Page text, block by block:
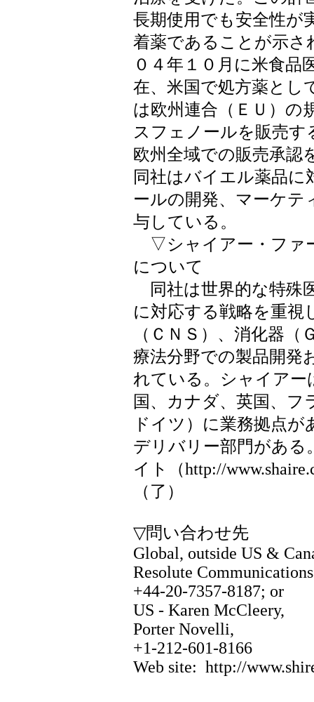
長期使用でも安全性が
着薬であることが示さ
０４年１０月に米食品
在、米国で処方薬とし
は欧州連合（ＥＵ）の
スフェノールを販売
欧州全域での販売承認
同社はバイエル薬品
ールの開発、マーケテ
与している。
▽シャイアー・ファ
について
同社は世界的な特殊
に対応する戦略を重視
（ＣＮＳ）、消化器
療法分野での製品開発
れている。シャイアー
国、カナダ、英国、
ドイツ）に業務拠点
デリバリー部門がある
イト（http://
（了）
▽問い合わせ先
Global, outside US &
Resolute
+44-20-7357-8187; or
US - Karen McCleery,
Porter Novelli,
+1-212-601-8166
Web site: http://